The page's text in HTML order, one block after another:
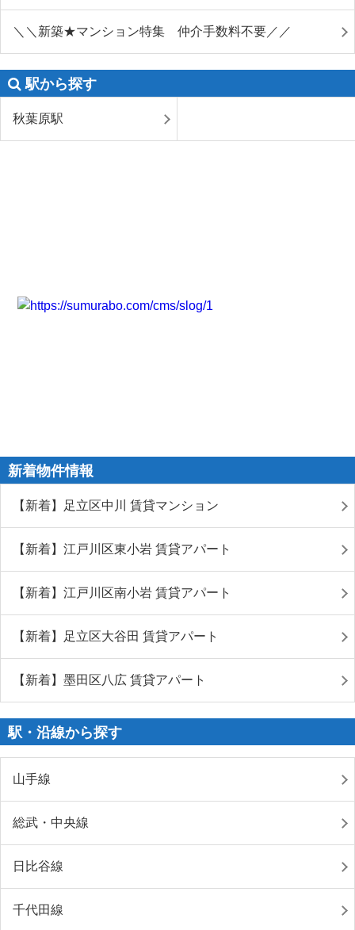
＼＼新築★マンション特集 仲介手数料不要／／
駅から探す
秋葉原駅
新着物件情報
【新着】足立区中川 賃貸マンション
【新着】江戸川区東小岩 賃貸アパート
【新着】江戸川区南小岩 賃貸アパート
【新着】足立区大谷田 賃貸アパート
【新着】墨田区八広 賃貸アパート
駅・沿線から探す
山手線
総武・中央線
日比谷線
千代田線